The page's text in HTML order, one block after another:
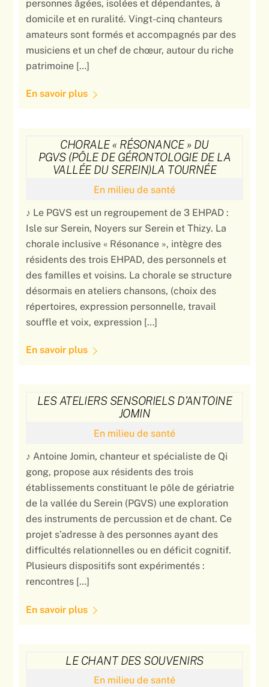
personnes âgées, isolées et dépendantes, à
domicile et en ruralité. Vingt-cinq chanteurs
amateurs sont formés et accompagnés par des
musiciens et un chef de chœur, autour du riche
patrimoine […]
En savoir plus
CHORALE « RÉSONANCE » DU
PGVS (PÔLE DE GÉRONTOLOGIE DE LA
VALLÉE DU SEREIN)LA TOURNÉE
En milieu de santé
♪ Le PGVS est un regroupement de 3 EHPAD :
Isle sur Serein, Noyers sur Serein et Thizy. La
chorale inclusive « Résonance », intègre des
résidents des trois EHPAD, des personnels et
des familles et voisins. La chorale se structure
désormais en ateliers chansons, (choix des
répertoires, expression personnelle, travail
souffle et voix, expression […]
En savoir plus
LES ATELIERS SENSORIELS D’ANTOINE
JOMIN
En milieu de santé
♪ Antoine Jomin, chanteur et spécialiste de Qi
gong, propose aux résidents des trois
établissements constituant le pôle de gériatrie
de la vallée du Serein (PGVS) une exploration
des instruments de percussion et de chant. Ce
projet s’adresse à des personnes ayant des
difficultés relationnelles ou en déficit cognitif.
Plusieurs dispositifs sont expérimentés :
rencontres […]
En savoir plus
LE CHANT DES SOUVENIRS
En milieu de santé